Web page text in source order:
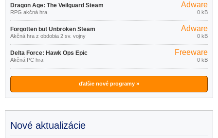
Dragon Age: The Veilguard Steam
RPG akčná hra
Adware
0 kB
Forgotten but Unbroken Steam
Akčná hra z obdobia 2 sv. vojny
Adware
0 kB
Delta Force: Hawk Ops Epic
Games Store
Akčná PC hra
Freeware
0 kB
ďalšie nové programy »
Nové aktualizácie